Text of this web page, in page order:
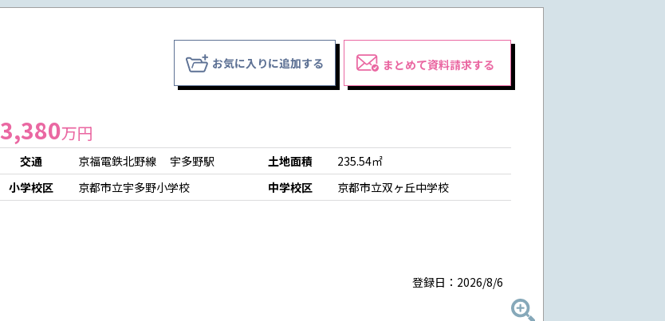
お気に入りに追加する まとめて資料請求する
3,380万円
交通 京福電鉄北野線 宇多野駅 土地面積
235.54㎡
小学校区
京都市立宇多野小学校 中学校区 京都市立双ヶ丘中学校
登録日：2026/8/6